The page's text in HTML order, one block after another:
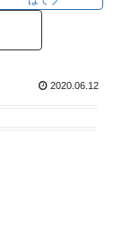
2020.06.12